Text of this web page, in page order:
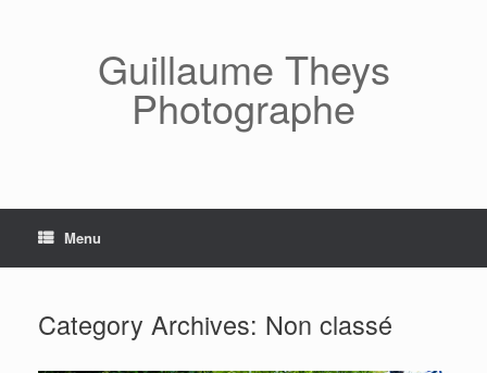
Guillaume Theys
Photographe
Menu
Category Archives: Non classé